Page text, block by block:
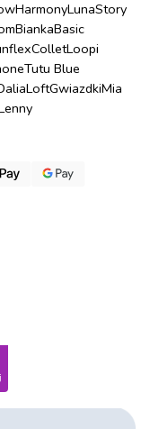
HarmonyLunaStory
BiankaBasic
ColletLoopi
Tutu Blue
LoftGwiazdkiMia